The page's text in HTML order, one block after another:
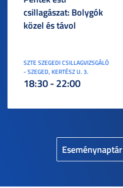
Eseménynaptár
csillagászat: Bolygók
közel és távol
SZTE SZEGEDI CSILLAGVIZSGÁLÓ
- SZEGED, KERTÉSZ U. 3.
18:30 - 22:00